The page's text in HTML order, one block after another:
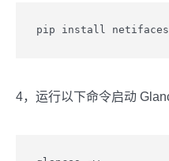
pip install netifaces
4，运行以下命令启动